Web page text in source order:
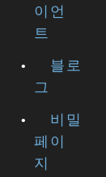
이언
트
블로
그
비밀
페이
지